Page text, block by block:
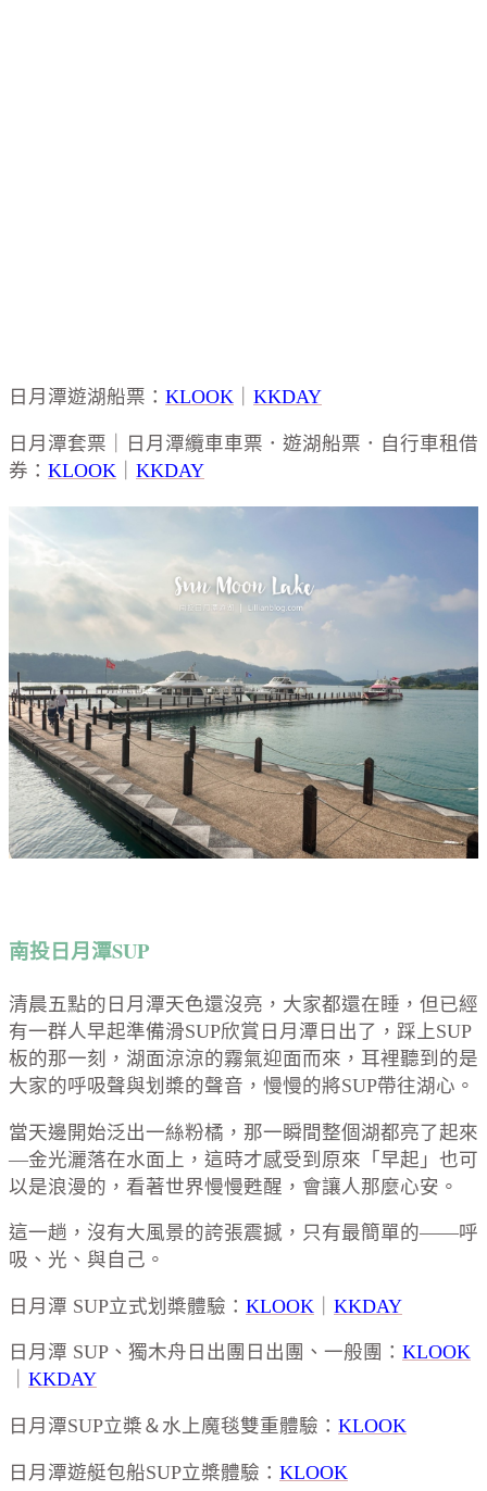
日月潭遊湖船票： KLOOK KKDAY
日月潭套票｜日月潭纜車車票．遊湖船票．自行車租借
券： KLOOK KKDAY
南投日月潭SUP
清晨五點的日月潭天色還沒亮，大家都還在睡，但已經
有一群人早起準備滑SUP欣賞日月潭日出了，踩上SUP
板的那一刻，湖面涼涼的霧氣迎面而來，耳裡聽到的是
大家的呼吸聲與划槳的聲音，慢慢的將SUP帶往湖心。
當天邊開始泛出一絲粉橘，那一瞬間整個湖都亮了起來
—金光灑落在水面上，這時才感受到原來「早起」也可
以是浪漫的，看著世界慢慢甦醒，會讓人那麼心安。
這一趟，沒有大風景的誇張震撼，只有最簡單的——呼
吸、光、與自己。
日月潭 SUP立式划槳體驗： KLOOK KKDAY
日月潭 SUP、獨木舟日出團日出團、一般團： KLOOK
KKDAY
日月潭SUP立槳＆水上魔毯雙重體驗： KLOOK
日月潭遊艇包船SUP立槳體驗： KLOOK